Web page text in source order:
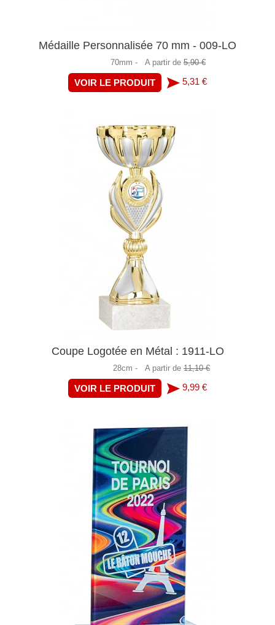
Médaille Personnalisée 70 mm - 009-LO
70mm - A partir de 5,90 €
VOIR LE PRODUIT 5,31 €
Coupe Logotée en Métal : 1911-LO
28cm - A partir de 11,10 €
VOIR LE PRODUIT 9,99 €